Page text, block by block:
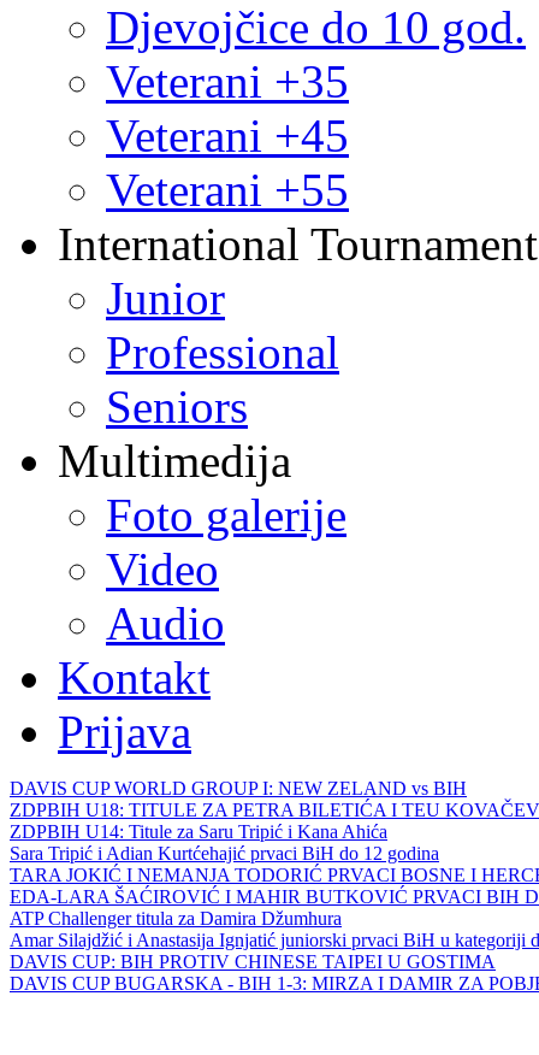
Djevojčice do 10 god.
Veterani +35
Veterani +45
Veterani +55
International
Junior
Professional
Seniors
Multimedija
Foto galerije
Video
Audio
Kontakt
Prijava
DAVIS CUP WORLD GROUP I: NEW ZELAND vs BIH
ZDPBIH U18: TITULE ZA PETRA BILETIĆA I TEU
ZDPBIH U14: Titule za Saru Tripić i Kana Ahića
Sara Tripić i Adian Kurtćehajić prvaci BiH do 12 godina
TARA JOKIĆ I NEMANJA TODORIĆ PRVACI BOSNE I
EDA-LARA ŠAĆIROVIĆ I MAHIR BUTKOVIĆ PRVACI BIH
ATP Challenger titula za Damira Džumhura
Amar Silajdžić i Anastasija Ignjatić juniorski prvaci BiH u kategoriji
DAVIS CUP: BIH PROTIV CHINESE TAIPEI U GOSTIMA
DAVIS CUP BUGARSKA - BIH 1-3: MIRZA I DAMIR ZA